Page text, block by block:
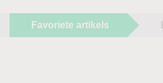
Favoriete artikels